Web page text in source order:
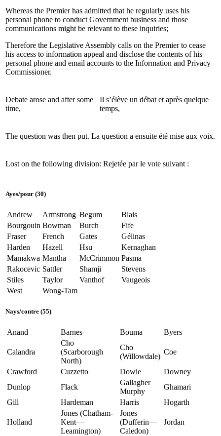
Whereas the Premier has admitted that he regularly uses his
personal phone to conduct Government business and those
communications might be relevant to these inquiries;
Therefore the Legislative Assembly calls on the Premier to cease
his access to information appeal and disclose the contents of his
personal phone and email accounts to the Information and Privacy
Commissioner.
Debate arose and after some
time,
Il s’élève un débat et après quelque
temps,
The question was then put. La question a ensuite été mise aux voix.
Lost on the following division: Rejetée par le vote suivant :
Ayes/pour (30)
Andrew Armstrong Begum
Blais
Bourgouin Bowman Burch
Fife
Fraser
French Gates
Gélinas
Harden
Hazell Hsu
Kernaghan
Mamakwa Mantha McCrimmon Pasma
Rakocevic Sattler Shamji
Stevens
Stiles
Taylor Vanthof
Vaugeois
West
Wong-Tam
Nays/contre (55)
Anand Barnes Bouma Byers
Calandra
Cho
(Scarborough
North)
Cho
(Willowdale)
Coe
Crawford Cuzzetto Dowie
Downey
Dunlop
Flack
Gallagher
Murphy
Ghamari
Gill
Hardeman Harris Hogarth
Holland
Jones (Chatham-
Kent—
Leamington)
Jones
(Dufferin—
Caledon)
Jordan